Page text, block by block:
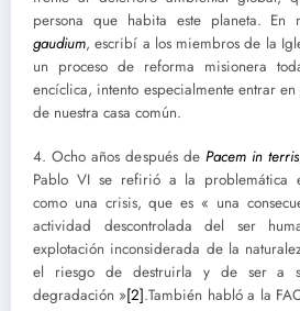
persona que habita este planeta. En
gaudium, escribí a los miembros de la
un proceso de reforma misionera
encíclica, intento especialmente entrar
de nuestra casa común.
4. Ocho años después de Pacem in terris
Pablo VI se refirió a la problemática
como una crisis, que es « una
actividad descontrolada del ser
explotación inconsiderada de la
el riesgo de destruirla y de ser a
degradación »[2].También habló a la